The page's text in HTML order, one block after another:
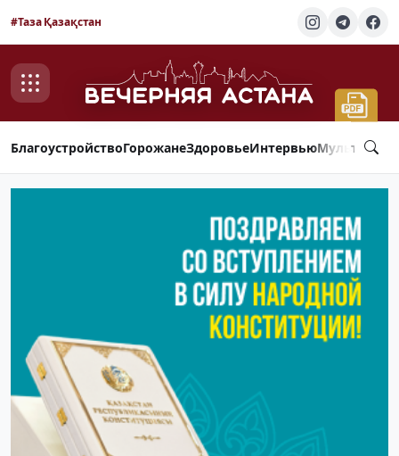
#Таза Қазақстан
БлагоустройствоГорожанеЗдоровьеИнтервью